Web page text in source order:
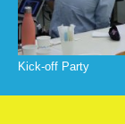
Kick-off Party